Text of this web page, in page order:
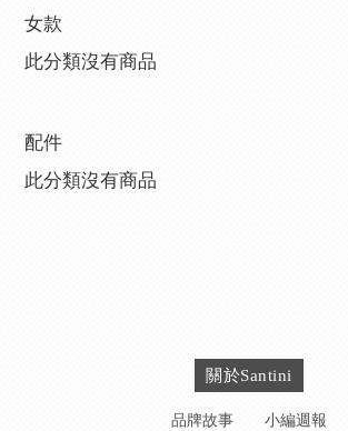
女款
此分類沒有商品
配件
此分類沒有商品
關於Santini
品牌故事 小編週報